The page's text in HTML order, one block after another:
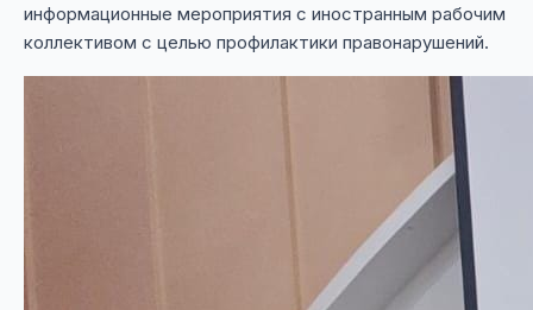
информационные мероприятия с иностранным рабочим
коллективом с целью профилактики правонарушений.